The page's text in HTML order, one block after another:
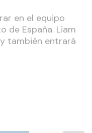
en el equipo
de España. Liam
también entrará